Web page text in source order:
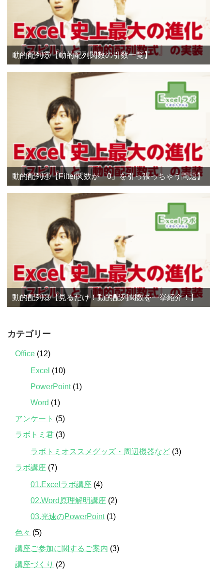
動的配列⑤【動的配列関数の引数一覧】
動的配列④【Filter関数が「0」を引っ張っちゃう問題】
動的配列③【見るだけ！動的配列関数を一挙紹介！】
カテゴリー
Office (12)
Excel (10)
PowerPoint(1)
Word (1)
アンケート (5)
ラボトミ君 (3)
ラボトミオススメグッズ・周辺機器など (3)
ラボ講座 (7)
01.Excelラボ講座 (4)
02.Word原理解明講座 (2)
03.光速のPowerPoint(1)
色々 (5)
講座ご参加に関するご案内 (3)
講座づくり (2)